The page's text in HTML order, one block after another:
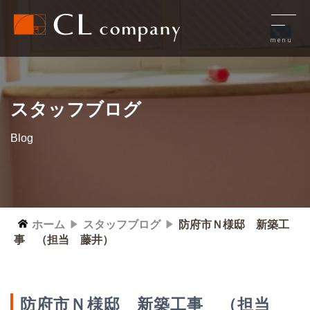
スタッフブログ
Blog
ホーム スタッフブログ
防府市Ｎ様邸 新築工
事 （担当 藤井）
防府市Ｎ様邸 新築工事 （担当